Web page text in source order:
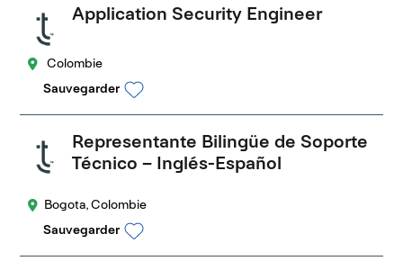
Application Security Engineer
Colombie
Sauvegarder
Representante Bilingüe de Soporte
Técnico – Inglés-Español
Bogota, Colombie
Sauvegarder